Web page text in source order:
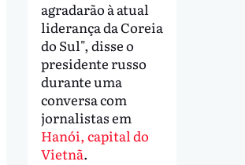
agradarão à atual
liderança da Coreia
do Sul", disse o
presidente russo
durante uma
conversa com
jornalistas em
Hanói, capital do
Vietnã.